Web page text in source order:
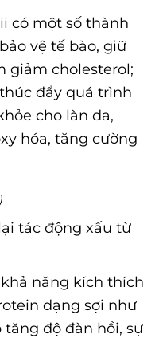
có một số thành
vệ tế bào, giữ
giảm cholesterol;
đẩy quá trình
cho làn da,
hóa, tăng cường
tác động xấu từ
năng kích thích
dạng sợi như
tăng độ đàn hồi, sự